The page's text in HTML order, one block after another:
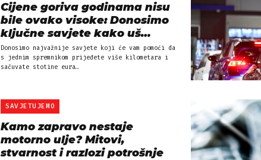
Cijene goriva godinama nisu
bile ovako visoke: Donosimo
ključne savjete kako uš…
Donosimo najvažnije savjete koji će vam pomoći da
s jednim spremnikom prijeđete više kilometara i
sačuvate stotine eura…
SAVJETUJEMO
Kamo zapravo nestaje
motorno ulje? Mitovi,
stvarnost i razlozi potrošnje